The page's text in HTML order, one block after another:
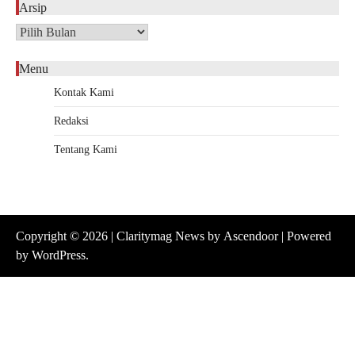
Arsip
Arsip
Menu
Kontak Kami
Redaksi
Tentang Kami
Copyright © 2026 | Claritymag News by Ascendoor| Powered
by WordPress.